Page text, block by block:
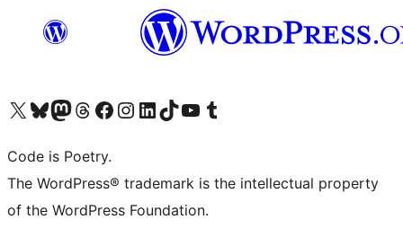
Bezoek ons X (voorheen Twitter) account
Bezoek onze Bluesky account
Bezoek ons Mastodon account
Bezoek onze Threads account
Onze Facebookpagina bezoeken
Bezoek onze Instagram account
Bezoek onze LinkedIn account
Bezoek onze TikTok account
Bezoek ons YouTube kanaalBezoek onze Tumblr account
Code is Poetry.
The WordPress® trademark is the intellectual property
of the WordPress Foundation.